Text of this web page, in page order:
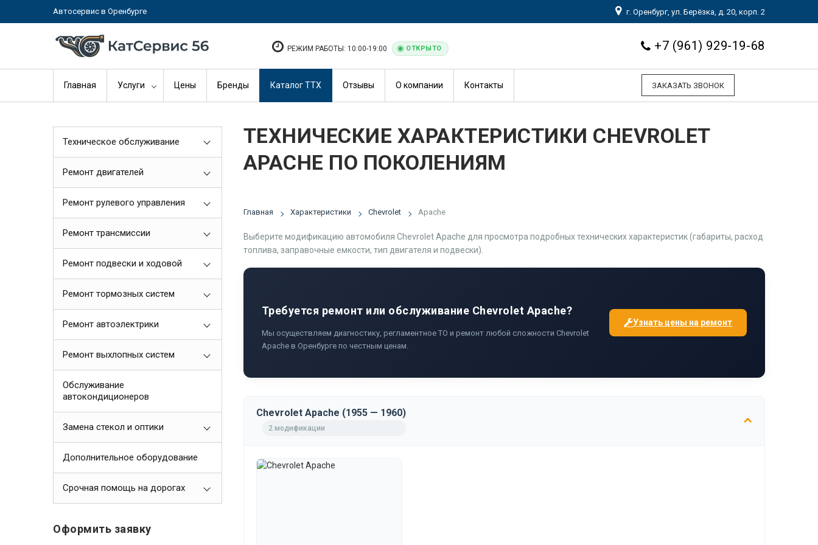
Автосервис в Оренбурге г. Оренбург, ул. Берёзка, д. 20, корп. 2
+7 (961) 929-19-68
РЕЖИМ РАБОТЫ: 10:00-19:00 ОТКРЫТО
ЗАКАЗАТЬ ЗВОНОК
Главная Услуги Цены Бренды Каталог ТТХ Отзывы О компании Контакты
ТЕХНИЧЕСКИЕ ХАРАКТЕРИСТИКИ CHEVROLET
APACHE ПО ПОКОЛЕНИЯМ
Главная Характеристики Chevrolet Apache
Выберите модификацию автомобиля Chevrolet Apache для просмотра подробных технических характеристик (габариты, расход
топлива, заправочные емкости, тип двигателя и подвески).
Требуется ремонт или обслуживание Chevrolet Apache?
Мы осуществляем диагностику, регламентное ТО и ремонт любой сложности Chevrolet
Apache в Оренбурге по честным ценам.
Узнать цены на ремонт
Chevrolet Apache (1955 — 1960)
2 модификации
Техническое обслуживание
Ремонт двигателей
Ремонт рулевого управления
Ремонт трансмиссии
Ремонт подвески и ходовой
Ремонт тормозных систем
Ремонт автоэлектрики
Ремонт выхлопных систем
Обслуживание
автокондиционеров
Замена стекол и оптики
Дополнительное оборудование
Срочная помощь на дорогах
Оформить заявку